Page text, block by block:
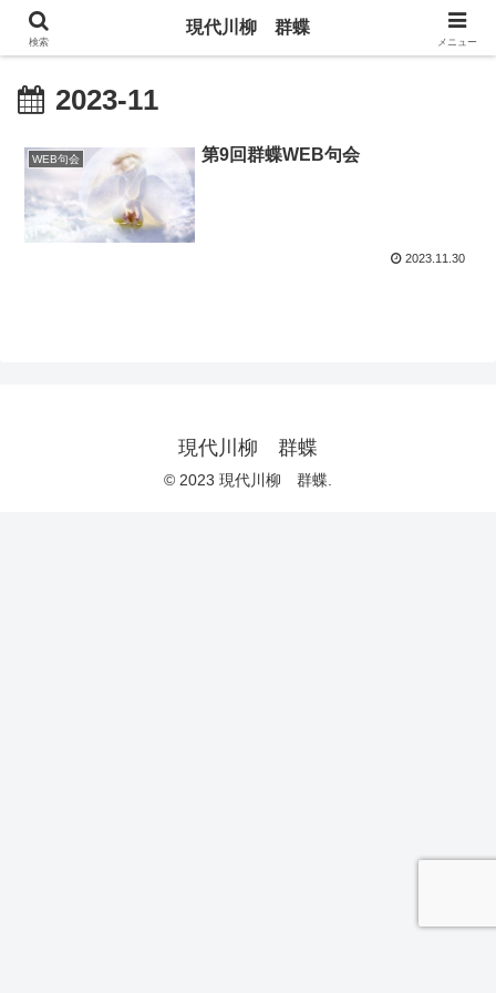
2023-11
WEB句会 第9回群蝶WEB句会
2023.11.30
現代川柳 群蝶
© 2023 現代川柳 群蝶.
検索
現代川柳 群蝶
メニュー